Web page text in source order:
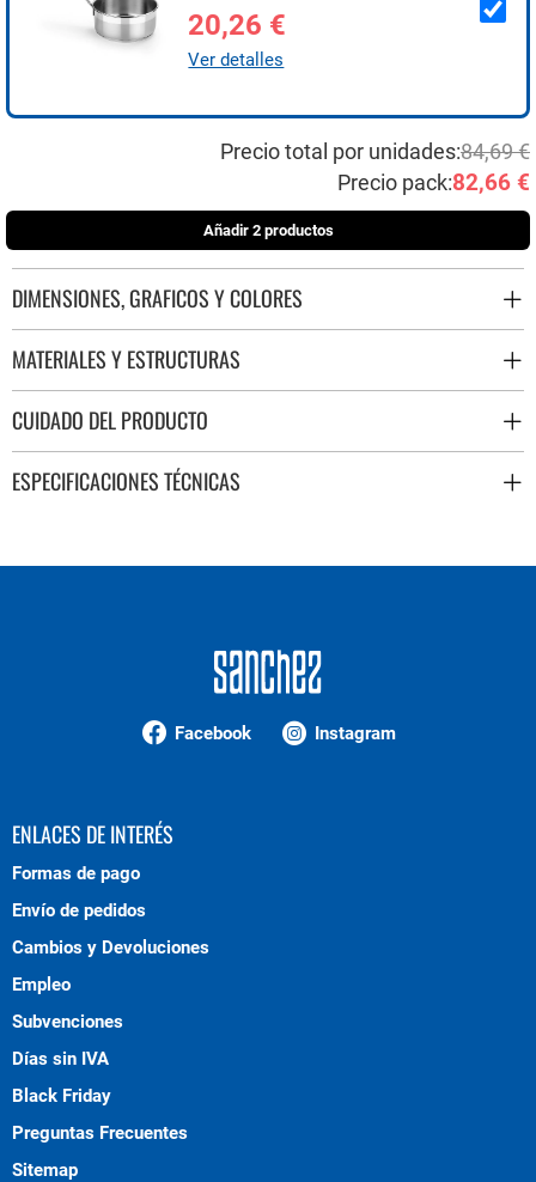
20,26 €
Ver detalles
Precio total por unidades:84,69 €
Precio pack:82,66 €
Añadir 2 productos
DIMENSIONES, GRAFICOS Y COLORES
MATERIALES Y ESTRUCTURAS
CUIDADO DEL PRODUCTO
ESPECIFICACIONES TÉCNICAS
Facebook Instagram
ENLACES DE INTERÉS
Formas de pago
Envío de pedidos
Cambios y Devoluciones
Empleo
Subvenciones
Días sin IVA
Black Friday
Preguntas Frecuentes
Sitemap